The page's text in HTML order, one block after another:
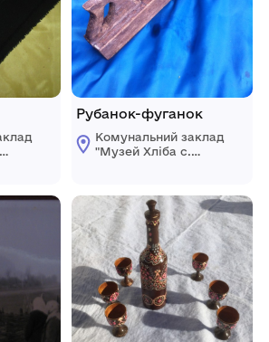
Рубанок-фуганок
Комунальний заклад
"Музей Хліба с.